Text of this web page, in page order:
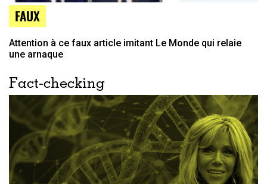
FAUX
Attention à ce faux article imitant Le Monde qui relaie
une arnaque
Fact-checking